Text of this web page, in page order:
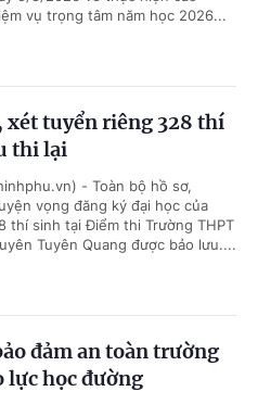
vụ trọng tâm năm học 2026...
xét tuyển riêng 328 thí
thi lại
- Toàn bộ hồ sơ,
vọng đăng ký đại học của
thí sinh tại Điểm thi Trường THPT
Tuyên Quang được bảo lưu....
đảm an toàn trường
lực học đường